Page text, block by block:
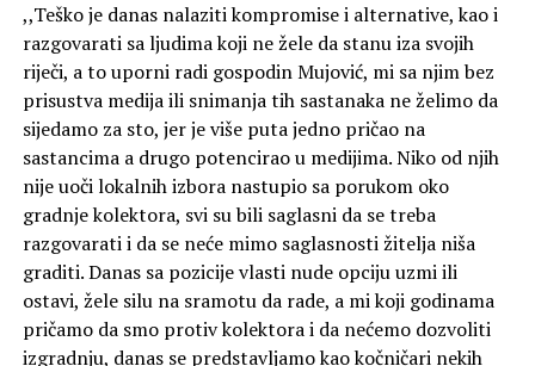
,,Teško je danas nalaziti kompromise i alternative, kao i
razgovarati sa ljudima koji ne žele da stanu iza svojih
riječi, a to uporni radi gospodin Mujović, mi sa njim bez
prisustva medija ili snimanja tih sastanaka ne želimo da
sijedamo za sto, jer je više puta jedno pričao na
sastancima a drugo potencirao u medijima. Niko od njih
nije uoči lokalnih izbora nastupio sa porukom oko
gradnje kolektora, svi su bili saglasni da se treba
razgovarati i da se neće mimo saglasnosti žitelja niša
graditi. Danas sa pozicije vlasti nude opciju uzmi ili
ostavi, žele silu na sramotu da rade, a mi koji godinama
pričamo da smo protiv kolektora i da nećemo dozvoliti
izgradnju, danas se predstavljamo kao kočničari nekih